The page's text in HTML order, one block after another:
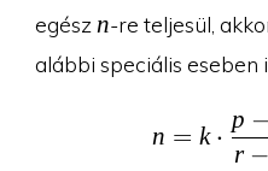
egész n
n-re teljesül,
alábbi speciális eseben
n = k ⋅
r −
p −